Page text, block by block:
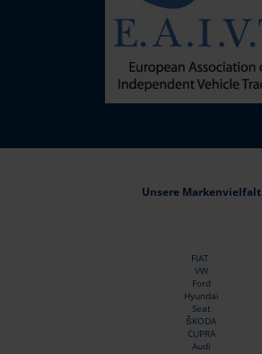
Unsere Markenvielfalt
FIAT
VW
Ford
Hyundai
Seat
ŠKODA
CUPRA
Audi